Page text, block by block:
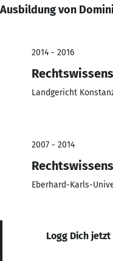
Ausbildung von
2014 - 2016
Landgericht
2007 - 2014
Eberhard-Karls-
Logg Dich